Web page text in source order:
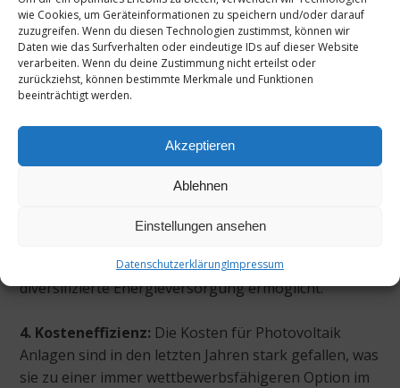
wie Cookies, um Geräteinformationen zu speichern und/oder darauf
zuzugreifen. Wenn du diesen Technologien zustimmst, können wir
Daten wie das Surfverhalten oder eindeutige IDs auf dieser Website
verarbeiten. Wenn du deine Zustimmung nicht erteilst oder
zurückziehst, können bestimmte Merkmale und Funktionen
beeinträchtigt werden.
Akzeptieren
Ablehnen
Einstellungen ansehen
DatenschutzerklärungImpressum
wie CO2 ausstößt und so hilft, den Klimawandel zu
bekämpfen und die Luftqualität zu verbessern.
2. Reduzierung fossiler Brennstoffe:Durch die
von fossilen Brennstoffen und die damit
verbundenen Umwelt- und Gesundheitsrisiken
3. Energiesicherheit:Solarstrom trägt zur
importierten Energieträgern reduziert und eine
diversifizierte Energieversorgung ermöglicht.
4. Kosteneffizienz: Die Kosten für Photovoltaik
Anlagen sind in den letzten Jahren stark gefallen, was
sie zu einer immer wettbewerbsfähigeren Option im